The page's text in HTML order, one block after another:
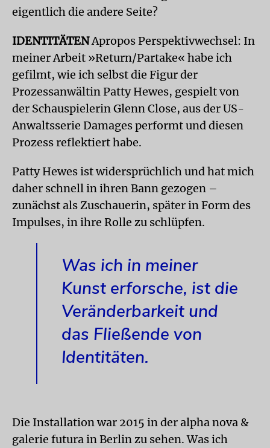
eigentlich die andere Seite?
IDENTITÄTENApropos Perspektivwechsel: In
meiner Arbeit »Return/Partake« habe ich
gefilmt, wie ich selbst die Figur der
Prozessanwältin Patty Hewes, gespielt von
der Schauspielerin Glenn Close, aus der US-
Anwaltsserie Damages performt und diesen
Prozess reflektiert habe.
Patty Hewes ist widersprüchlich und hat mich
daher schnell in ihren Bann gezogen –
zunächst als Zuschauerin, später in Form des
Impulses, in ihre Rolle zu schlüpfen.
Was ich in meiner
Kunst erforsche, ist die
Veränderbarkeit und
das Fließende von
Identitäten.
Die Installation war 2015 in der alpha nova &
galerie futura in Berlin zu sehen. Was ich